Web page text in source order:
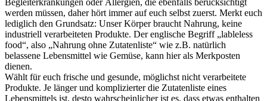
werden müssen, daher hört immer auf euch selbst zuerst. Merkt euch
lediglich den Grundsatz: Unser Körper braucht Nahrung, keine
industriell verarbeiteten Produkte. Der englische Begriff „lableless
food“, also „Nahrung ohne Zutatenliste“ wie z.B. natürlich
belassene Lebensmittel wie Gemüse, kann hier als Merkposten
dienen.
Wählt für euch frische und gesunde, möglichst nicht verarbeitete
Produkte. Je länger und komplizierter die Zutatenliste eines
Lebensmittels ist, desto wahrscheinlicher ist es, dass etwas enthalten